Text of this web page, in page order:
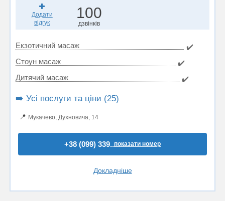
Додати
відгук
100
дзвінків
Екзотичний масаж
✔️
Стоун масаж
✔️
Дитячий масаж
✔️
➡️ Усі послуги та ціни (25)
📍 Мукачево, Духновича, 14
+38 (099) 339..показати номер
Докладніше